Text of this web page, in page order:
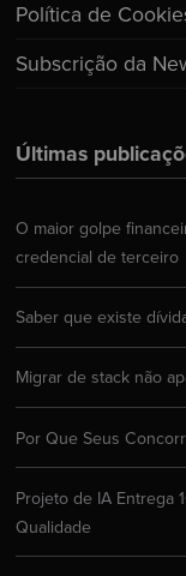
Últimas
O maior golpe
credencial de terceiro
Saber que existe
Migrar de stack não
Por Que Seus
Projeto de IA Entrega
Qualidade
Política de
Subscrição da